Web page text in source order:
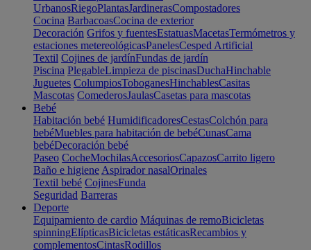
UrbanosRiegoPlantasJardinerasCompostadores
Cocina BarbacoasCocina de exterior
Decoración Grifos y fuentesEstatuasMacetasTermómetros y
estaciones metereológicasPanelesCesped Artificial
Textil Cojines de jardínFundas de jardín
Piscina PlegableLimpieza de piscinasDuchaHinchable
Juguetes ColumpiosToboganesHinchablesCasitas
Mascotas ComederosJaulasCasetas para mascotas
Bebé
Habitación bebé HumidificadoresCestasColchón para
bebéMuebles para habitación de bebéCunasCama
bebéDecoración bebé
Paseo CocheMochilasAccesoriosCapazosCarrito ligero
Baño e higiene Aspirador nasalOrinales
Textil bebé CojinesFunda
Seguridad Barreras
Deporte
Equipamiento de cardio Máquinas de remoBicicletas
spinningElípticasBicicletas estáticasRecambios y
complementosCintasRodillos